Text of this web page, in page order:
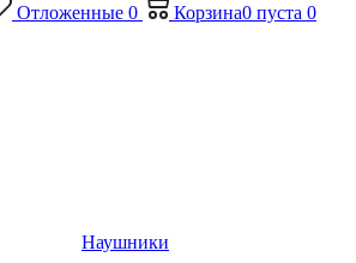
Отложенные 0 Корзина0 пуста 0
Наушники